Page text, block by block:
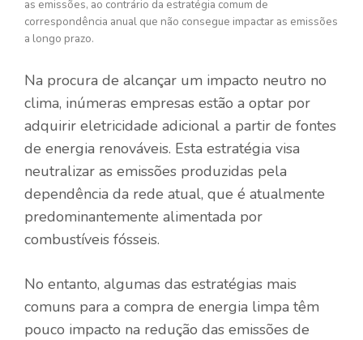
as emissões, ao contrário da estratégia comum de
correspondência anual que não consegue impactar as emissões
a longo prazo.
Na procura de alcançar um impacto neutro no
clima, inúmeras empresas estão a optar por
adquirir eletricidade adicional a partir de fontes
de energia renováveis. Esta estratégia visa
neutralizar as emissões produzidas pela
dependência da rede atual, que é atualmente
predominantemente alimentada por
combustíveis fósseis.
No entanto, algumas das estratégias mais
comuns para a compra de energia limpa têm
pouco impacto na redução das emissões de